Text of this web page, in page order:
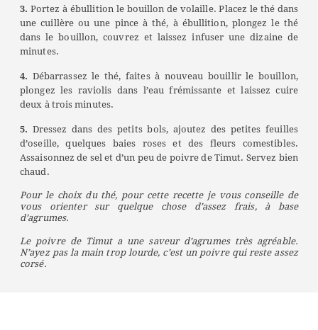
3. Portez à ébullition le bouillon de volaille. Placez le thé dans
une cuillère ou une pince à thé, à ébullition, plongez le thé
dans le bouillon, couvrez et laissez infuser une dizaine de
minutes.
4. Débarrassez le thé, faites à nouveau bouillir le bouillon,
plongez les raviolis dans l’eau frémissante et laissez cuire
deux à trois minutes.
5. Dressez dans des petits bols, ajoutez des petites feuilles
d’oseille, quelques baies roses et des fleurs comestibles.
Assaisonnez de sel et d’un peu de poivre de Timut. Servez bien
chaud.
Pour le choix du thé, pour cette recette je vous conseille de
vous orienter sur quelque chose d’assez frais, à base
d’agrumes.
Le poivre de Timut a une saveur d’agrumes très agréable.
N’ayez pas la main trop lourde, c’est un poivre qui reste assez
corsé.